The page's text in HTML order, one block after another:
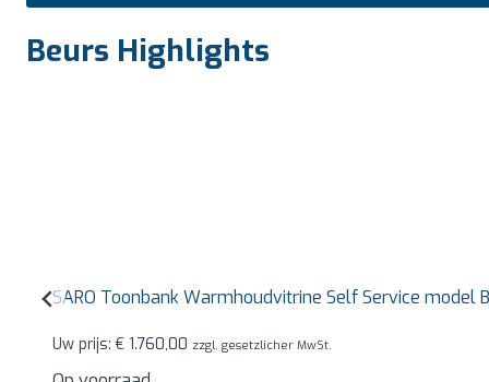
Beurs Highlights
SARO Toonbank Warmhoudvitrine Self Service model
Uw prijs: € 1.760,00 zzgl. gesetzlicher MwSt.